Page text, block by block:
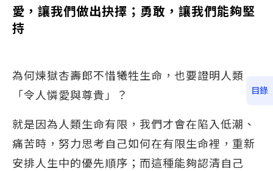
愛，讓我們做出抉擇；勇敢，讓我們能夠堅
持
為何煉獄杏壽郎不惜犧牲生命，也要證明人類
「令人憐愛與尊貴」？
就是因為人類生命有限，我們才會在陷入低潮、
痛苦時，努力思考自己如何在有限生命裡，重新
安排人生中的優先順序；而這種能夠認清自己
目錄